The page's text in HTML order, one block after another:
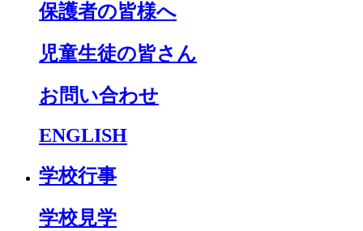
保護者の皆様へ
児童生徒の皆さん
お問い合わせ
ENGLISH
学校行事
学校見学